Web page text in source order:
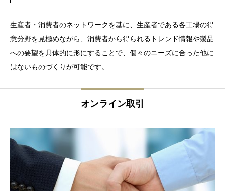
生産者・消費者のネットワークを基に、生産者である各工場の得
意分野を見極めながら、消費者から得られるトレンド情報や製品
への要望を具体的に形にすることで、個々のニーズに合った他に
はないものづくりが可能です。
オンライン取引